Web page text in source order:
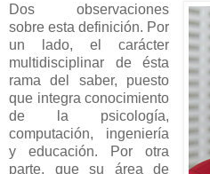
Dos observaciones
sobre esta definición. Por
un lado, el carácter
multidisciplinar de ésta
rama del saber, puesto
que integra conocimiento
de la psicología,
computación, ingeniería
y educación. Por otra
parte, que su área de